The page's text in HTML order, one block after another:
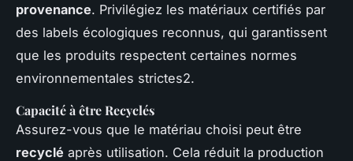
provenance. Privilégiez les matériaux certifiés par
des labels écologiques reconnus, qui garantissent
que les produits respectent certaines normes
environnementales strictes2.
Capacité à être Recyclés
Assurez-vous que le matériau choisi peut être
recyclé après utilisation. Cela réduit la production